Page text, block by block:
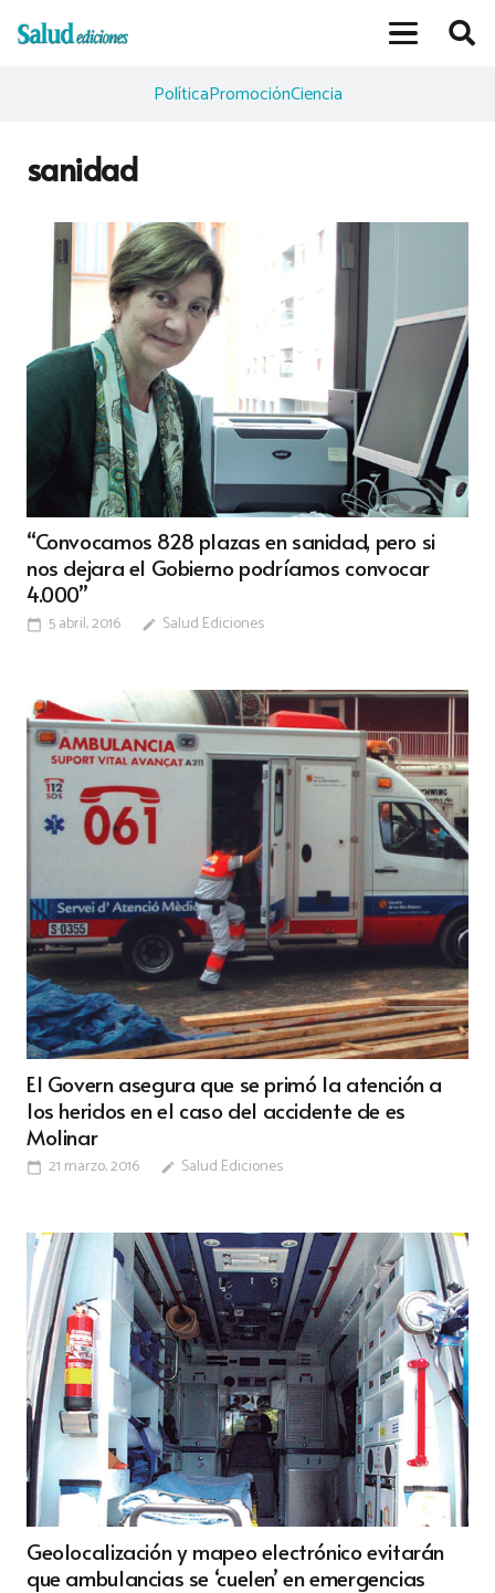
PolíticaPromociónCiencia
sanidad
“Convocamos 828 plazas en sanidad, pero si
nos dejara el Gobierno podríamos convocar
4.000”
calendar_today 5 abril, 2016 edit Salud Ediciones
El Govern asegura que se primó la atención a
los heridos en el caso del accidente de es
Molinar
calendar_today 21 marzo, 2016 edit Salud Ediciones
Geolocalización y mapeo electrónico evitarán
que ambulancias se ‘cuelen’ en emergencias